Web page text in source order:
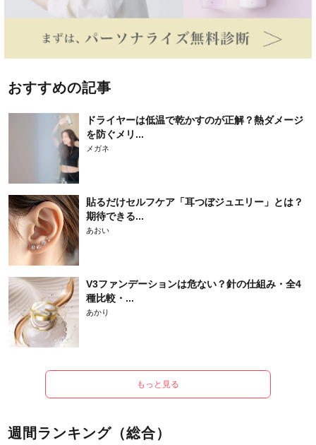
おすすめの記事
ドライヤーは低温で乾かすのが正解？熱ダメージ
を防ぐメリ...
メガネ
貼るだけセルフケア「耳つぼジュエリー」とは？
期待できる...
あおい
V3ファンデーションは危ない？針の仕組み・全4
種比較・...
あかり
もっと見る
週間ランキング（総合）